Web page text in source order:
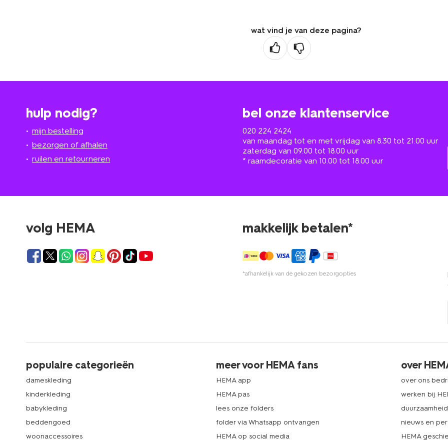
wat vind je van deze pagina?
hulp nodig?
mijn bestelling
bezorgen of afhalen
ruilen en retourneren
bel onze klantenservice
020 224 2424
van maandag tot en met vrijdag van 8.30 tot 21.00 uur
zaterdag van 09.00 tot 18.00 uur
* raamdecoratie van 10.00 tot 18.00 uur
volg HEMA makkelijk betalen*
*afhankelijk van de gekozen bezorgopties
populaire categorieën
dameskleding
kinderkleding
babykleding
beddengoed
woonaccessoires
meer voor HEMA fans
HEMA app
HEMA pas
lees onze folders
folder via Whatsapp ontvangen
HEMA op social media
over
over ons
werken bij
duurzaamheid
nieuws en
HEMA